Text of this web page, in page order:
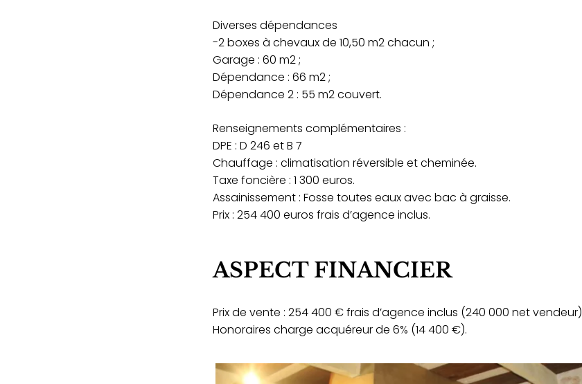
Diverses dépendances
-2 boxes à chevaux de 10,50 m2 chacun ;
Garage : 60 m2 ;
Dépendance : 66 m2 ;
Dépendance 2 : 55 m2 couvert.
Renseignements complémentaires :
DPE : D 246 et B 7
Chauffage : climatisation réversible et cheminée.
Taxe foncière : 1 300 euros.
Assainissement : Fosse toutes eaux avec bac à graisse.
Prix : 254 400 euros frais d’agence inclus.
ASPECT FINANCIER
Prix de vente : 254 400 € frais d’agence inclus (240 000 net vendeur)
Honoraires charge acquéreur de 6% (14 400 €).